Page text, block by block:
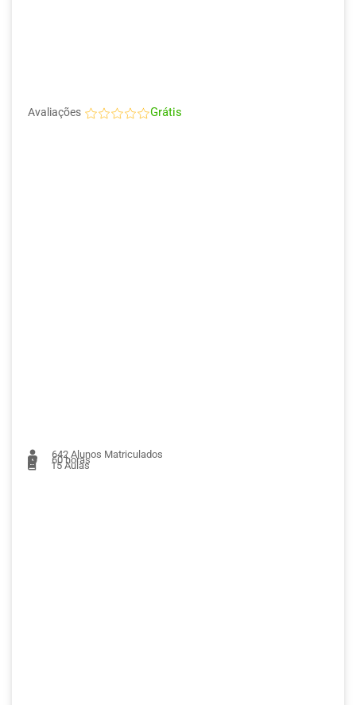
Avaliações Grátis
642 Alunos Matriculados
60 horas
15Aulas